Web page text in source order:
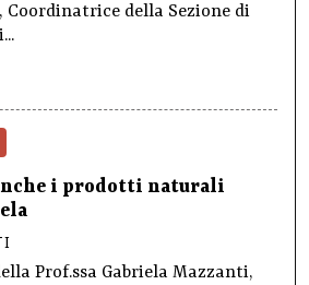
Coordinatrice della Sezione di
i prodotti naturali
Prof.ssa Gabriela Mazzanti,